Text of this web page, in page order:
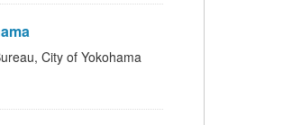
City of Yokohama